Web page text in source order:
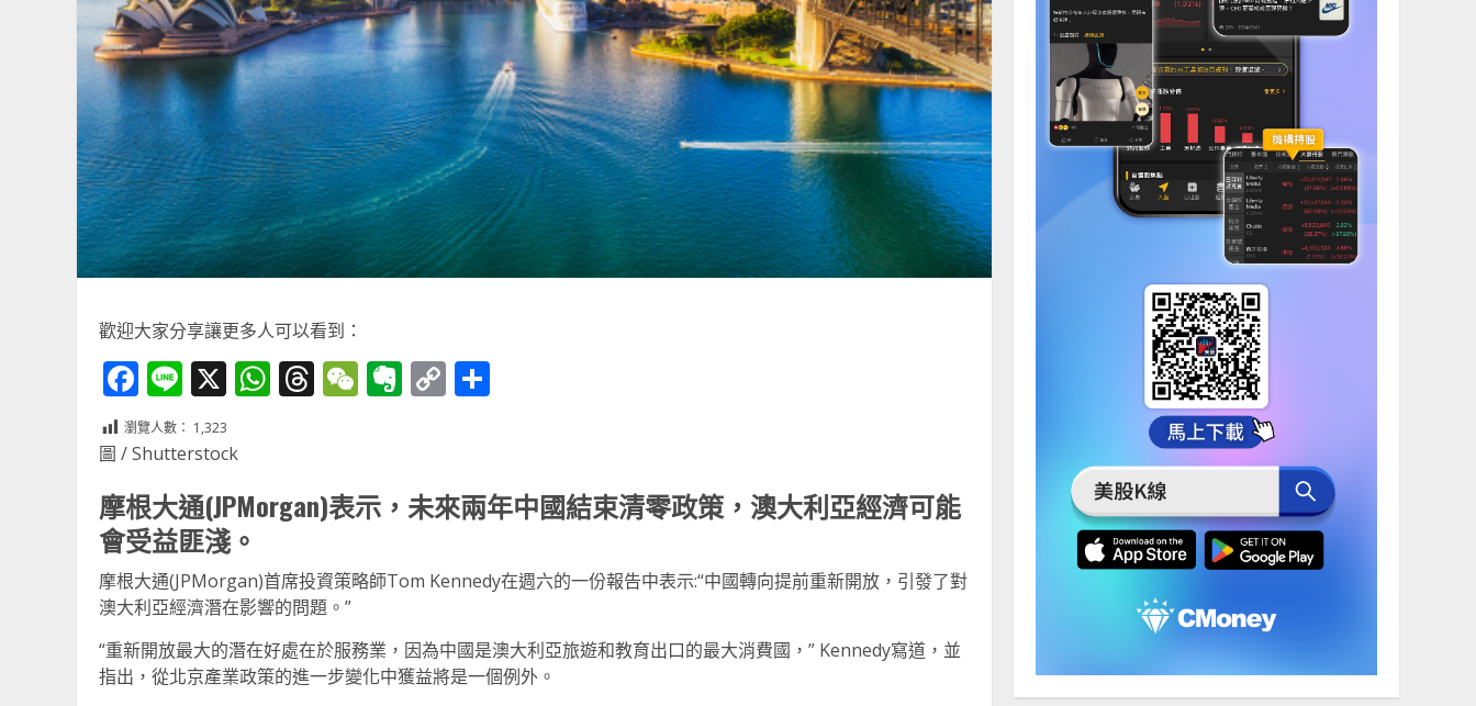
歡迎大家分享讓更多人可以看到：
Facebook
Line
X WhatsApp
Threads
WeChat
Evernote
Copy
瀏覽人數： 1,323
圖 / Shutterstock
摩根大通(JPMorgan)表示，未來兩年中國結束清零政策，澳大利亞經濟可能
會受益匪淺。
摩根大通(JPMorgan)首席投資策略師Tom Kennedy在週六的一份報告中表示:“中國轉向提前重新開放，引發了對
澳大利亞經濟潛在影響的問題。”
“重新開放最大的潛在好處在於服務業，因為中國是澳大利亞旅遊和教育出口的最大消費國，” Kennedy寫道，並
指出，從北京產業政策的進一步變化中獲益將是一個例外。